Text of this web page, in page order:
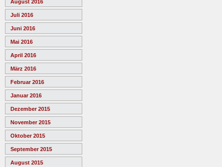
August 2016
Juli 2016
Juni 2016
Mai 2016
April 2016
März 2016
Februar 2016
Januar 2016
Dezember 2015
November 2015
Oktober 2015
September 2015
August 2015